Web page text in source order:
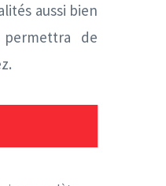
aussi bien
de